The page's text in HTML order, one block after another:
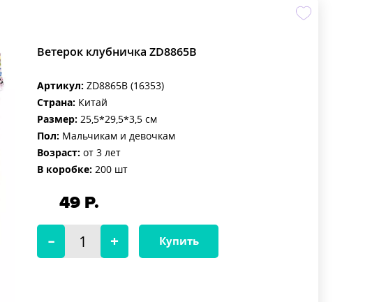
Ветерок клубничка ZD8865B
Артикул: ZD8865B (16353)
Страна: Китай
Размер: 25,5*29,5*3,5 см
Пол: Мальчикам и девочкам
Возраст: от 3 лет
В коробке: 200 шт
49 Р.
Купить